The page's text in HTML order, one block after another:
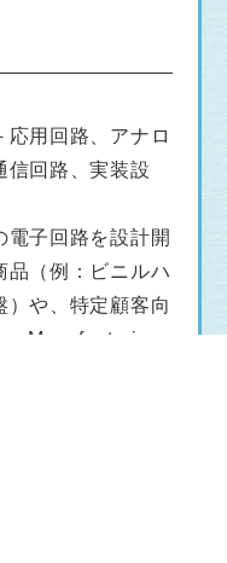
応用回路、アナロ
信回路、実装設
電子回路を設計開
品（例：ビニルハ
）や、特定顧客向
Manufacturin